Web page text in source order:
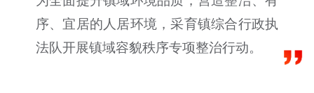
未成年人思想道德建设
榜样人物
+
序、宜居的人居环境，采育镇综合行政执
法队开展镇域容貌秩序专项整治行动。